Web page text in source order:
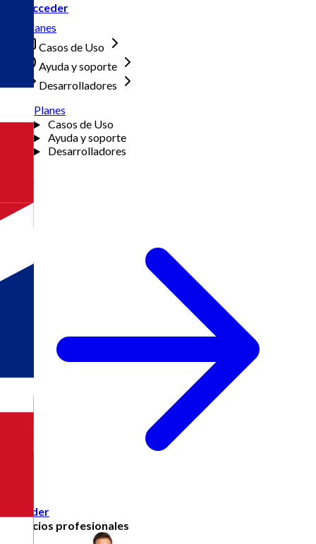
Acceder
Planes
Casos de Uso
Ayuda y soporte
Desarrolladores
Planes
Casos de Uso
Ayuda y soporte
Desarrolladores
Acceder
Servicios profesionales